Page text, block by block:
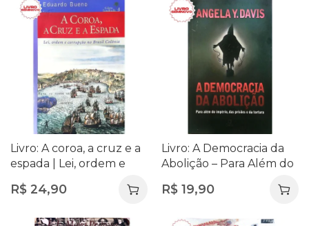
Livro: A coroa, a cruz e a
espada | Lei, ordem e
R$ 24,90
Livro: A Democracia da
Abolição – Para Além do
Tortura – Angela Y. Davis
R$ 19,90